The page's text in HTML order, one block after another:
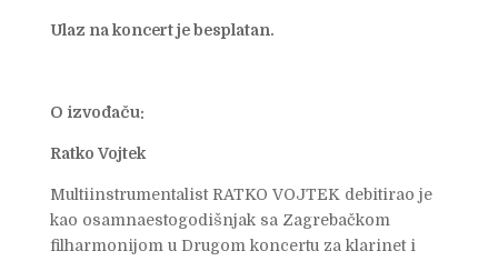
Ulaz na koncert je besplatan.
O izvođaču:
Ratko Vojtek
Multiinstrumentalist RATKO VOJTEK debitirao je
kao osamnaestogodišnjak sa Zagrebačkom
filharmonijom u Drugom koncertu za klarinet i